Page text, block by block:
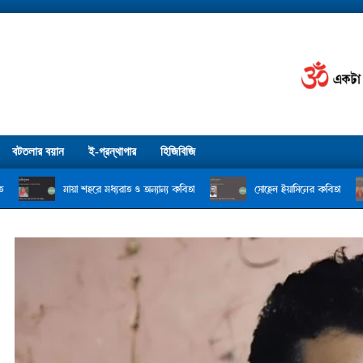
বটতলার বয়ান ই-গ্রন্থাগার হিজিবিজি
মায়া শহরে মধ্যরাত ও অন্যান্য কবিতা সোহেল ইয়াসিনের কবিতা